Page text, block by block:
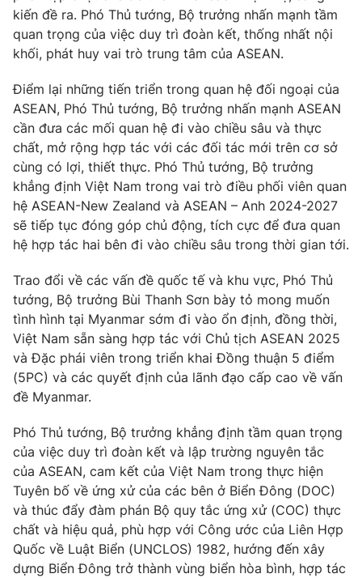
kiến đề ra. Phó Thủ tướng, Bộ trưởng nhấn mạnh tầm
quan trọng của việc duy trì đoàn kết, thống nhất nội
khối, phát huy vai trò trung tâm của ASEAN.
Điểm lại những tiến triển trong quan hệ đối ngoại của
ASEAN, Phó Thủ tướng, Bộ trưởng nhấn mạnh ASEAN
cần đưa các mối quan hệ đi vào chiều sâu và thực
chất, mở rộng hợp tác với các đối tác mới trên cơ sở
cùng có lợi, thiết thực. Phó Thủ tướng, Bộ trưởng
khẳng định Việt Nam trong vai trò điều phối viên quan
hệ ASEAN-New Zealand và ASEAN – Anh 2024-2027
sẽ tiếp tục đóng góp chủ động, tích cực để đưa quan
hệ hợp tác hai bên đi vào chiều sâu trong thời gian tới.
Trao đổi về các vấn đề quốc tế và khu vực, Phó Thủ
tướng, Bộ trưởng Bùi Thanh Sơn bày tỏ mong muốn
tình hình tại Myanmar sớm đi vào ổn định, đồng thời,
Việt Nam sẵn sàng hợp tác với Chủ tịch ASEAN 2025
và Đặc phái viên trong triển khai Đồng thuận 5 điểm
(5PC) và các quyết định của lãnh đạo cấp cao về vấn
đề Myanmar.
Phó Thủ tướng, Bộ trưởng khẳng định tầm quan trọng
của việc duy trì đoàn kết và lập trường nguyên tắc
của ASEAN, cam kết của Việt Nam trong thực hiện
Tuyên bố về ứng xử của các bên ở Biển Đông (DOC)
và thúc đẩy đàm phán Bộ quy tắc ứng xử (COC) thực
chất và hiệu quả, phù hợp với Công ước của Liên Hợp
Quốc về Luật Biển (UNCLOS) 1982, hướng đến xây
dựng Biển Đông trở thành vùng biển hòa bình, hợp tác